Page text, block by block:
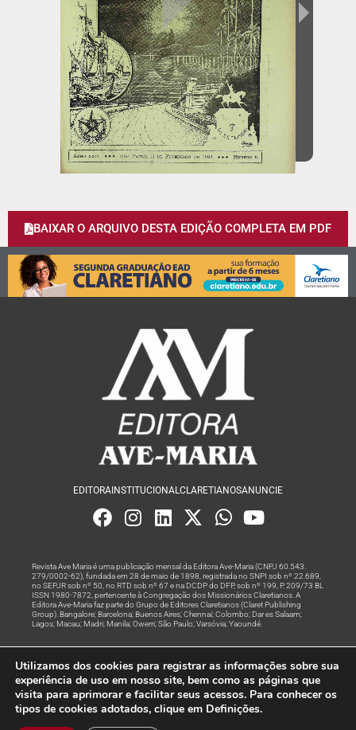
BAIXAR O ARQUIVO DESTA EDIÇÃO COMPLETA EM PDF
EDITORA INSTITUCIONALCLARETIANOSANUNCIE
Revista Ave Maria é uma publicação mensal da Editora Ave-Maria (CNPJ 60.543.
279/0002-62), fundada em 28 de maio de 1898, registrada no SNPI sob nº 22.689,
no SEPJR sob nº 50, no RTD sob nº 67 e na DCDP do DFP, sob nº 199, P. 209/73 BL
ISSN 1980-7872, pertencente à Congregação dos Missionários Claretianos. A
Editora Ave-Maria faz parte do Grupo de Editores Claretianos (Claret Publishing
Group). Bangalore; Barcelona; Buenos Aires; Chennai; Colombo; Dar es Salaam;
Lagos; Macau; Madri; Manila; Owerri; São Paulo; Varsóvia; Yaoundé.
Rede
© Todos os Direitos Reservados
Utilizamos dos cookies para registrar as informações sobre sua
experiência de uso em nosso site, bem como as páginas que
visita para aprimorar e facilitar seus acessos. Para conhecer os
tipos de cookies adotados, clique em Definições.